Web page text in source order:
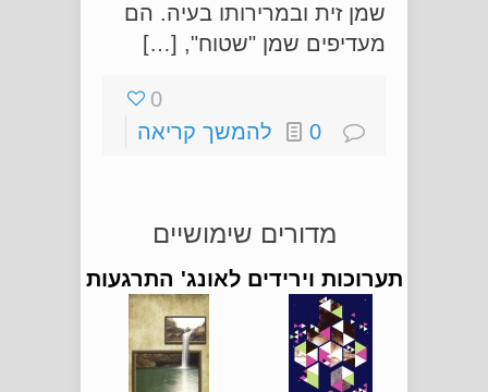
שמן זית ובמרירותו בעיה. הם
מעדיפים שמן "שטוח", […]
0
0
להמשך קריאה
מדורים שימושיים
תערוכות וירידים לאונג' התרגעות